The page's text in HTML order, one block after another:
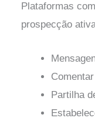
Plataformas
prospecção
Partilha